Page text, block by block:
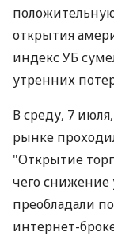
открытия
индекс УБ
утренних
В среду, 7
рынке
"Открытие
чего снижение
преобладали
интернет-